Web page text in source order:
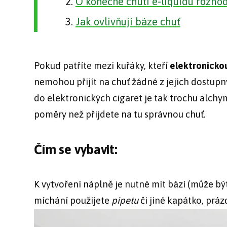
Jak ovlivňují báze chuť
Pokud patříte mezi kuřáky, kteří
nemohou přijít na chuť žádné z jejich
do elektronických cigaret je tak trochu
poměry než přijdete na tu správnou chuť.
Čím se vybavit:
K vytvoření náplně je nutné mít bází (může
míchání použijete pipetuči jiné kapátko,